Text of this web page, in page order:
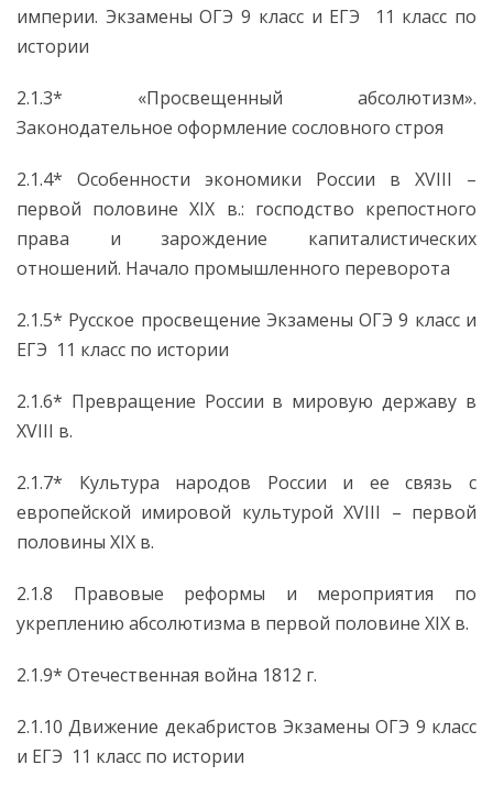
империи. Экзамены ОГЭ 9 класс и ЕГЭ 11 класс по
истории
2.1.3* «Просвещенный абсолютизм».
Законодательное оформление сословного строя
2.1.4* Особенности экономики России в XVIII –
первой половине XIX в.: господство крепостного
права и зарождение капиталистических
отношений. Начало промышленного переворота
2.1.5* Русское просвещение Экзамены ОГЭ 9 класс и
ЕГЭ 11 класс по истории
2.1.6* Превращение России в мировую державу в
XVIII в.
2.1.7* Культура народов России и ее связь с
европейской имировой культурой XVIII – первой
половины XIX в.
2.1.8 Правовые реформы и мероприятия по
укреплению абсолютизма в первой половине XIX в.
2.1.9* Отечественная война 1812 г.
2.1.10 Движение декабристов Экзамены ОГЭ 9 класс
и ЕГЭ 11 класс по истории